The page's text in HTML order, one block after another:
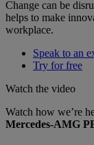
Change can be
helps to make
workplace.
Speak to an
Try for free
Watch the video
Watch how we’re
Mercedes-AMG